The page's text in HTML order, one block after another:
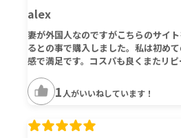
alex
妻が外国人なのですがこちらのサイ
るとの事で購入しました。私は初め
感で満足です。コスパも良くまたリピ
1 人がいいねしています！